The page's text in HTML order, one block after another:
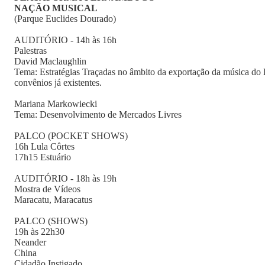
NAÇÃO MUSICAL
(Parque Euclides Dourado)
AUDITÓRIO - 14h às 16h
Palestras
David Maclaughlin
Tema: Estratégias Traçadas no âmbito da exportação da música do
convênios já existentes.
Mariana Markowiecki
Tema: Desenvolvimento de Mercados Livres
PALCO (POCKET SHOWS)
16h Lula Côrtes
17h15 Estuário
AUDITÓRIO - 18h às 19h
Mostra de Vídeos
Maracatu, Maracatus
PALCO (SHOWS)
19h às 22h30
Neander
China